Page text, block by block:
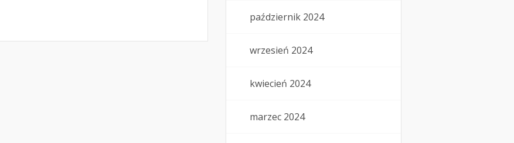
październik 2024
wrzesień 2024
kwiecień 2024
marzec 2024